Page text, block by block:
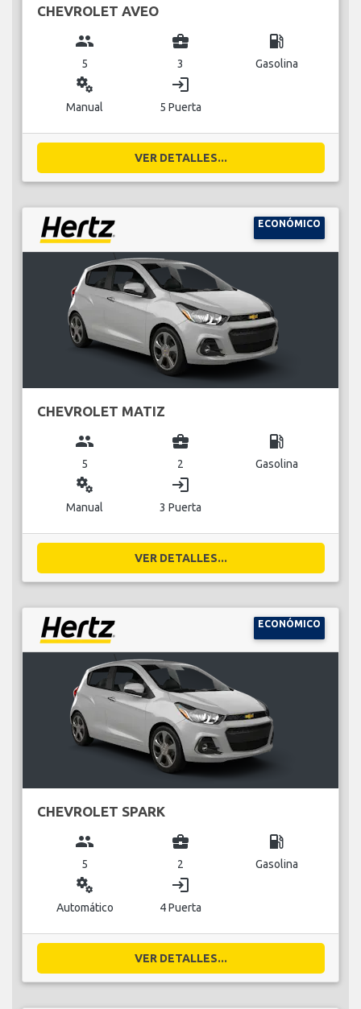
CHEVROLET AVEO
group
5
business_center
3
local_gas_station
Gasolina
miscellaneous_services
Manual
login
5 Puerta
VER DETALLES...
ECONÓMICO
CHEVROLET MATIZ
group
5
business_center
2
local_gas_station
Gasolina
miscellaneous_services
Manual
login
3 Puerta
VER DETALLES...
ECONÓMICO
CHEVROLET SPARK
group
5
business_center
2
local_gas_station
Gasolina
miscellaneous_services
Automático
login
4 Puerta
VER DETALLES...